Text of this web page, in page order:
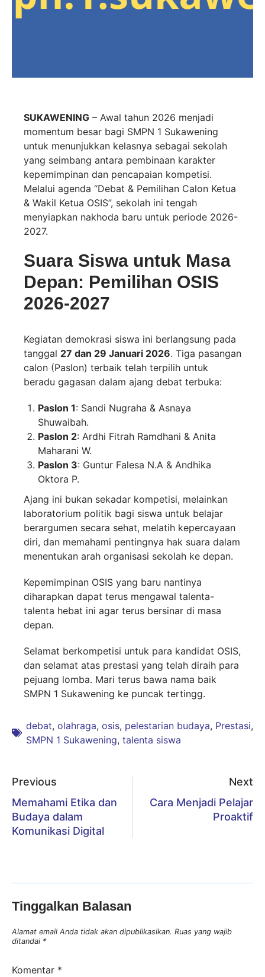
SUKAWENING – Awal tahun 2026 menjadi
momentum besar bagi SMPN 1 Sukawening
untuk menunjukkan kelasnya sebagai sekolah
yang seimbang antara pembinaan karakter
kepemimpinan dan pencapaian kompetisi.
Melalui agenda “Debat & Pemilihan Calon Ketua
& Wakil Ketua OSIS”, sekolah ini tengah
menyiapkan nakhoda baru untuk periode 2026-
2027.
Suara Siswa untuk Masa
Depan: Pemilihan OSIS
2026-2027
Kegiatan demokrasi siswa ini berlangsung pada
tanggal 27 dan 29 Januari 2026. Tiga pasangan
calon (Paslon) terbaik telah terpilih untuk
beradu gagasan dalam ajang debat terbuka:
Paslon 1: Sandi Nugraha & Asnaya
Shuwaibah.
Paslon 2: Ardhi Fitrah Ramdhani & Anita
Maharani W.
Paslon 3: Guntur Falesa N.A & Andhika
Oktora P.
Ajang ini bukan sekadar kompetisi, melainkan
laboratorium politik bagi siswa untuk belajar
berargumen secara sehat, melatih kepercayaan
diri, dan memahami pentingnya hak suara dalam
menentukan arah organisasi sekolah ke depan.
Kepemimpinan OSIS yang baru nantinya
diharapkan dapat terus mengawal talenta-
talenta hebat ini agar terus bersinar di masa
depan.
Selamat berkompetisi untuk para kandidat OSIS,
dan selamat atas prestasi yang telah diraih para
pejuang lomba. Mari terus bawa nama baik
SMPN 1 Sukawening ke puncak tertingg.
debat, olahraga, osis, pelestarian budaya, Prestasi,
SMPN 1 Sukawening, talenta siswa
Previous
Memahami Etika dan
Budaya dalam
Komunikasi Digital
Next
Cara Menjadi Pelajar
Proaktif
Tinggalkan Balasan
Alamat email Anda tidak akan dipublikasikan. Ruas yang wajib
ditandai *
Komentar *